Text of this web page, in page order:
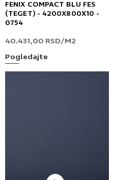
FENIX COMPACT BLU FES
(TEGET) - 4200X800X10 -
0754
40.431,00 RSD/M2
Pogledajte